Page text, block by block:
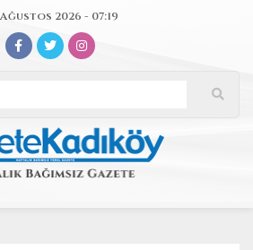
Ağustos 2026 - 07:19